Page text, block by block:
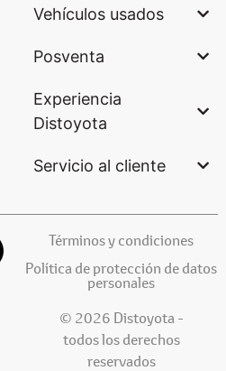
Vehículos usados
Posventa
Experiencia
Distoyota
Servicio al cliente
Términos y condiciones
Política de protección de datos
personales
© 2026 Distoyota -
todos los derechos
reservados